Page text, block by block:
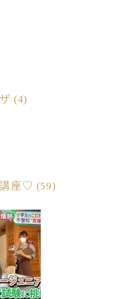
(4)
座♡ (59)